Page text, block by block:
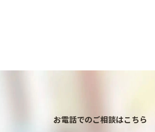
お電話でのご相談はこちら